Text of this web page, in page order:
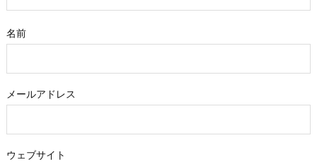
名前
メールアドレス
ウェブサイト